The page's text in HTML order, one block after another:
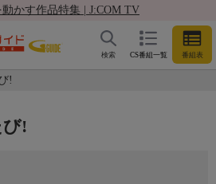
かす作品特集 | J:COM TV
CS番組一覧 番組表
検索
!
!